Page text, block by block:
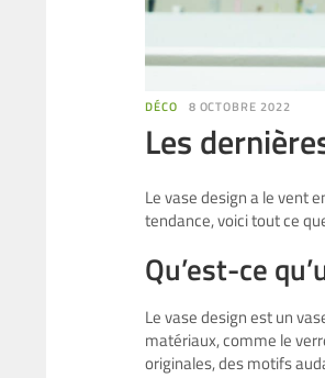
DÉCO 8 OCTOBRE 2022
Les
Le vase design a le vent
tendance, voici tout ce
Qu’est-ce
Le vase design est un
matériaux, comme le
originales, des motifs